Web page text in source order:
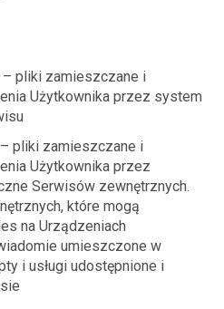
– pliki zamieszczane i
Użytkownika przez system
– pliki zamieszczane i
Użytkownika przez
Serwisów zewnętrznych.
które mogą
na Urządzeniach
umieszczone w
i usługi udostępnione i